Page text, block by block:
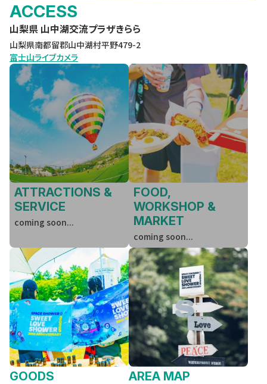
ACCESS
山梨県 山中湖交流プラザきらら
山梨県南都留郡山中湖村平野479-2
富士山ライブカメラ
ATTRACTIONS &
SERVICE
coming soon...
FOOD,
WORKSHOP &
MARKET
coming soon...
GOODS AREA MAP